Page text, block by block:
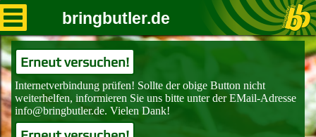
bringbutler.de
Erneut versuchen!